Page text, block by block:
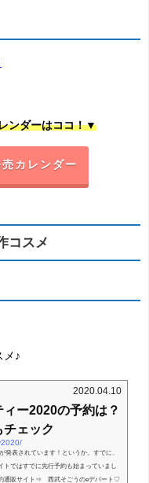
ンダーはココ！▼
カレンダー
コスメ
メ♪
2020.04.10
ー2020の予約は？
チェック
発表されています！というか。すでに、
ではすでに先行予約も始まっていまし
通販サイト⇒ 西武そごうのeデパート♡